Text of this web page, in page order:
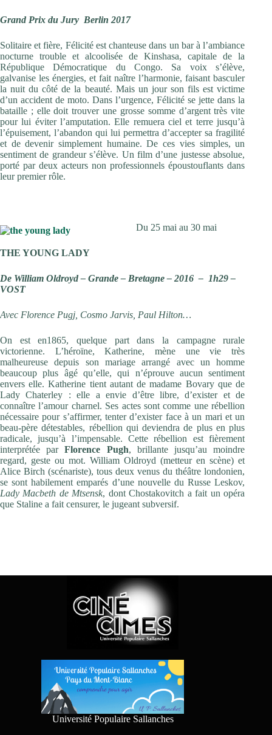
Grand Prix du Jury Berlin 2017
Solitaire et fière, Félicité est chanteuse dans un bar à l’ambiance
nocturne trouble et alcoolisée de Kinshasa, capitale de la
République Démocratique du Congo. Sa voix s’élève,
galvanise les énergies, et fait naître l’harmonie, faisant basculer
la nuit du côté de la beauté. Mais un jour son fils est victime
d’un accident de moto. Dans l’urgence, Félicité se jette dans la
bataille ; elle doit trouver une grosse somme d’argent très vite
pour lui éviter l’amputation. Elle remuera ciel et terre jusqu’à
l’épuisement, l’abandon qui lui permettra d’accepter sa fragilité
et de devenir simplement humaine. De ces vies simples, un
sentiment de grandeur s’élève. Un film d’une justesse absolue,
porté par deux acteurs non professionnels époustouflants dans
leur premier rôle.
Du 25 mai au 30 mai
THE YOUNG LADY
De William Oldroyd – Grande – Bretagne – 2016 – 1h29 –
VOST
Avec Florence Pugj, Cosmo Jarvis, Paul Hilton…
On est en1865, quelque part dans la campagne rurale
victorienne. L’héroïne, Katherine, mène une vie très
malheureuse depuis son mariage arrangé avec un homme
beaucoup plus âgé qu’elle, qui n’éprouve aucun sentiment
envers elle. Katherine tient autant de madame Bovary que de
Lady Chaterley : elle a envie d’être libre, d’exister et de
connaître l’amour charnel. Ses actes sont comme une rébellion
nécessaire pour s’affirmer, tenter d’exister face à un mari et un
beau-père détestables, rébellion qui deviendra de plus en plus
radicale, jusqu’à l’impensable. Cette rébellion est fièrement
interprétée parFlorence Pugh, brillante jusqu’au moindre
regard, geste ou mot. William Oldroyd (metteur en scène) et
Alice Birch (scénariste), tous deux venus du théâtre londonien,
se sont habilement emparés d’une nouvelle du Russe Leskov,
Lady Macbeth de Mtsensk, dont Chostakovitch a fait un opéra
que Staline a fait censurer, le jugeant subversif.
Université Populaire Sallanches